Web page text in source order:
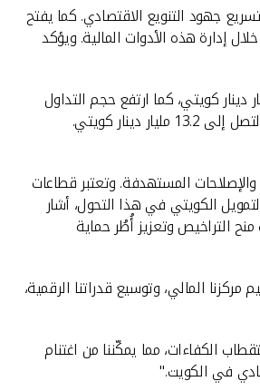
جهود التنويع الاقتصادي. كما يفتح
إدارة هذه الأدوات المالية. ويؤكد
المال شهد أداءً قوياً خلال الربع الأول من عام 2025. وارتفعت القيمة السوقية لبورصة الكويت بنسبة 10.8% على أساس سنوي لتصل إلى 47.8 مليار دينار كويتي، كما ارتفع حجم التداول
بنسبة 69.3% ليصل إلى 24.3 مليار سهم. وفي هذا السوق النشط، يواصل بيت التمويل الكويتي هيمنته كأكبر شركة مدرجة، حيث ارتفعت قيمته السوقية بنسبة 8.9% لتصل إلى 13.2 مليار دينار كويتي.
خلال جملة من الاستثمارات والإصلاحات المستهدفة. وتعتبر قطاعات
الكويتي في هذا التحول، أشار
التراخيص وتعزيز أُطُر حماية
2024. وفي هذا الصدد، تركز استراتيجيتنا على تدعيم مركزنا المالي، وتوسيع قدراتنا الرقمية،
الكفاءات، مما يمكّننا من اغتنام
في الكويت."